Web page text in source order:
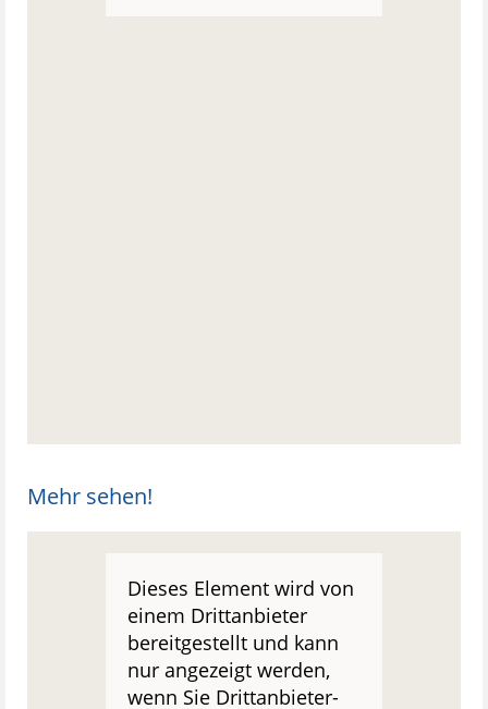
Mehr sehen!
Dieses Element wird von
einem Drittanbieter
bereitgestellt und kann
nur angezeigt werden,
wenn Sie Drittanbieter-